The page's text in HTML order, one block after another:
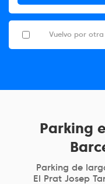
Vuelvo por
Parking
Parking de
El Prat Josep